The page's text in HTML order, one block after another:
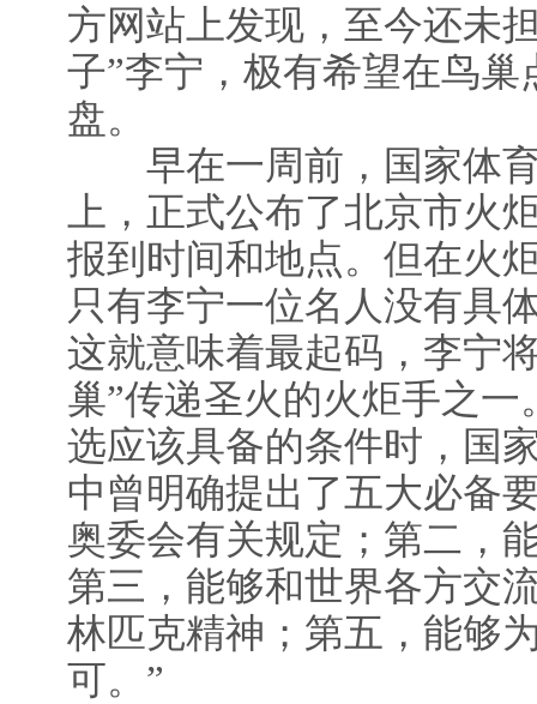
方网站上发现，至今还未
子”李宁，极有希望在鸟
盘。
早在一周前，国家体育
上，正式公布了北京市火
报到时间和地点。但在火
只有李宁一位名人没有具
这就意味着最起码，李宁
巢”传递圣火的火炬手之
选应该具备的条件时，国
中曾明确提出了五大必备
奥委会有关规定；第二，
第三，能够和世界各方交
林匹克精神；第五，能够
可。”